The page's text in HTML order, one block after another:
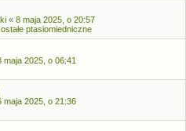
« 8 maja 2025, o 20:57
ptasiomiedniczne
maja 2025, o 06:41
maja 2025, o 21:36